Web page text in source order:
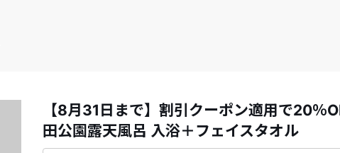
【8月31日まで】割引クーポン適用で20％
田公園露天風呂 入浴＋フェイスタオル